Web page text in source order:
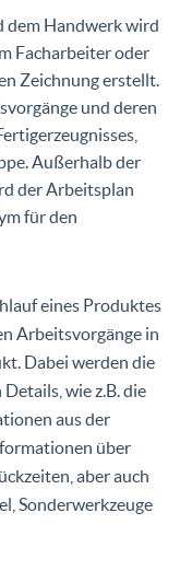
dem Handwerk wird
Facharbeiter oder
Zeichnung erstellt.
und deren
Außerhalb der
der Arbeitsplan
für den
eines Produktes
Arbeitsvorgänge in
Dabei werden die
wie z.B. die
aus der
über
aber auch
Sonderwerkzeuge